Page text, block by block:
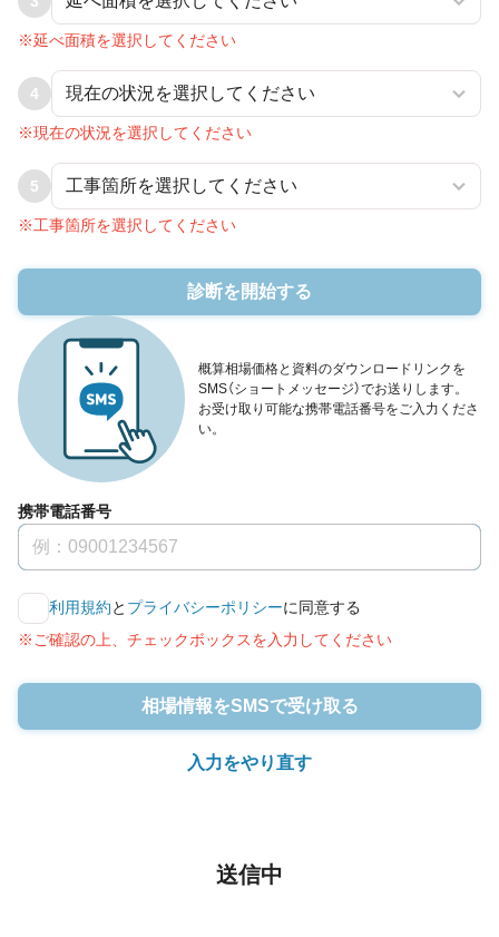
※延べ面積を選択してください
4
※現在の状況を選択してください
5
※工事箇所を選択してください
診断を開始する
概算相場価格と資料のダウンロードリンクを
SMS（ショートメッセージ）でお送りします。
お受け取り可能な携帯電話番号をご入力くださ
い。
携帯電話番号
利用規約と プライバシーポリシーに同意する
※ご確認の上、チェックボックスを入力してください
相場情報をSMSで受け取る
入力をやり直す
送信中